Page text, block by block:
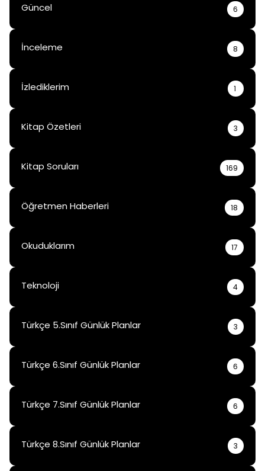
Güncel 6
İnceleme 8
İzlediklerim 1
Kitap Özetleri 3
Kitap Soruları 169
Öğretmen Haberleri 18
Okuduklarım 17
Teknoloji 4
Türkçe 5.Sınıf Günlük Planlar 3
Türkçe 6.Sınıf Günlük Planlar 6
Türkçe 7.Sınıf Günlük Planlar 6
Türkçe 8.Sınıf Günlük Planlar 3